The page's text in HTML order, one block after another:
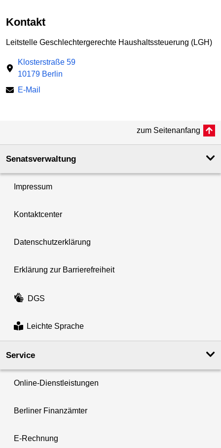
Kontakt
Leitstelle Geschlechtergerechte Haushaltssteuerung (LGH)
Klosterstraße 59
10179 Berlin
E-Mail
zum Seitenanfang
Senatsverwaltung
Impressum
Kontaktcenter
Datenschutzerklärung
Erklärung zur Barrierefreiheit
DGS
Leichte Sprache
Service
Online-Dienstleistungen
Berliner Finanzämter
E-Rechnung